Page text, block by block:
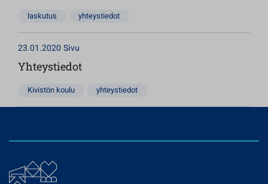
laskutus yhteystiedot
23.01.2020 Sivu
Yhteystiedot
Kivistön koulu yhteystiedot